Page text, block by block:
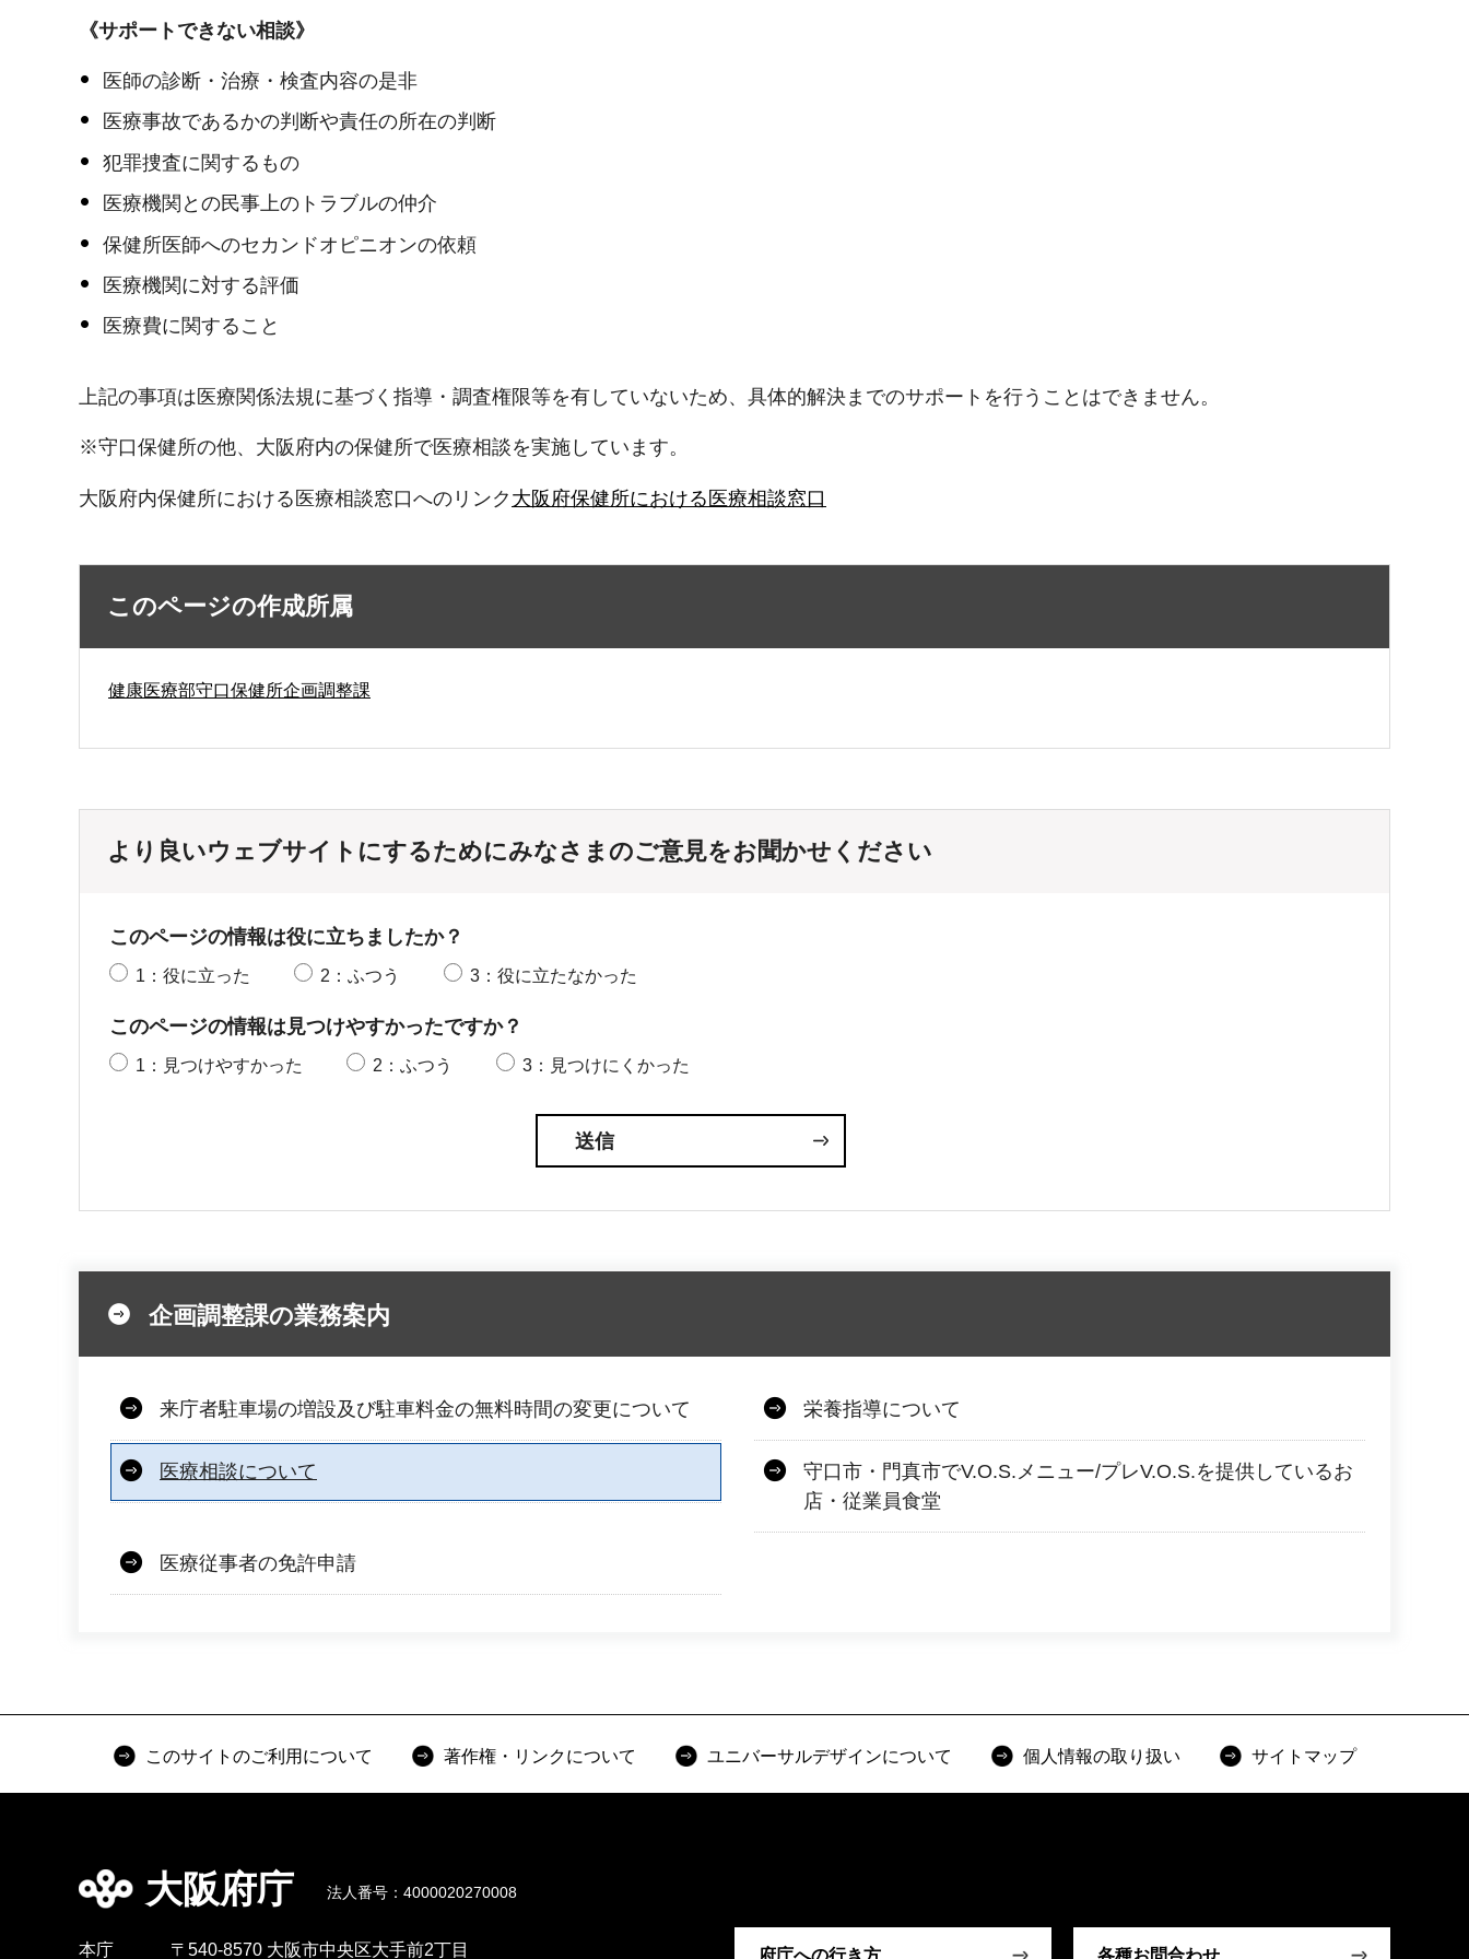
《サポートできない相談》
医師の診断・治療・検査内容の是非
医療事故であるかの判断や責任の所在の判断
犯罪捜査に関するもの
医療機関との民事上のトラブルの仲介
保健所医師へのセカンドオピニオンの依頼
医療機関に対する評価
医療費に関すること
上記の事項は医療関係法規に基づく指導・調査権限等を有していないため、具体的解決までのサポートを行うことはできません。
※守口保健所の他、大阪府内の保健所で医療相談を実施しています。
大阪府内保健所における医療相談窓口へのリンク 大阪府保健所における医療相談窓口
このページの作成所属
健康医療部守口保健所企画調整課
より良いウェブサイトにするためにみなさまのご意見をお聞かせください
このページの情報は役に立ちましたか？
1：役に立った 2：ふつう 3：役に立たなかった
このページの情報は見つけやすかったですか？
1：見つけやすかった 2：ふつう 3：見つけにくかった
企画調整課の業務案内
来庁者駐車場の増設及び駐車料金の無料時間の変更について 栄養指導について
医療相談について
守口市・門真市でV.O.S.メニュー/プレV.O.S.を提供しているお
店・従業員食堂
医療従事者の免許申請
このサイトのご利用について 著作権・リンクについて ユニバーサルデザインについて 個人情報の取り扱い サイトマップ
大阪府庁 法人番号：4000020270008
本庁 〒540-8570 大阪市中央区大手前2丁目